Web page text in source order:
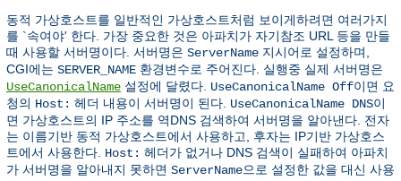
동적 가상호스트를 일반적인 가상호스트처럼 보이게하려면 여러가지
를 `속여야' 한다. 가장 중요한 것은 아파치가 자기참조 URL 등을 만들
때 사용할 서버명이다. 서버명은 ServerName 지시어로 설정하며,
CGI에는 SERVER_NAME 환경변수로 주어진다. 실행중 실제 서버명은
UseCanonicalName 설정에 달렸다. UseCanonicalName Off이면 요
청의 Host: 헤더 내용이 서버명이 된다. UseCanonicalName DNS이
면 가상호스트의 IP 주소를 역DNS 검색하여 서버명을 알아낸다. 전자
는 이름기반 동적 가상호스트에서 사용하고, 후자는 IP기반 가상호스
트에서 사용한다. Host: 헤더가 없거나 DNS 검색이 실패하여 아파치
가 서버명을 알아내지 못하면 ServerName으로 설정한 값을 대신 사용